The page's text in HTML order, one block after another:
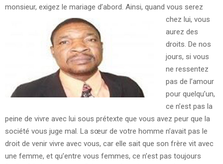
monsieur, exigez le mariage d’abord. Ainsi, quand vous serez
chez lui, vous
aurez des
droits. De nos
jours, si vous
ne ressentez
pas de l’amour
pour quelqu’un,
ce n’est pas la
peine de vivre avec lui sous prétexte que vous avez peur que la
société vous juge mal. La sœur de votre homme n’avait pas le
droit de venir vivre avec vous, car elle sait que son frère vit avec
une femme, et qu’entre vous femmes, ce n’est pas toujours